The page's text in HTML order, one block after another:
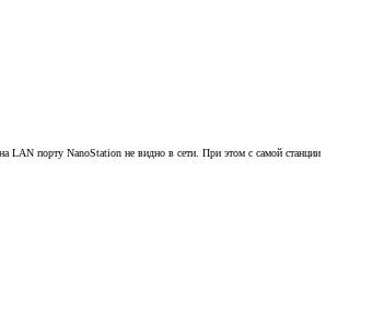
LAN порту NanoStation не видно в сети. При этом с самой станции